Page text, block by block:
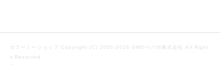
カラーミーショップ Copyright (C) 2005-2026 GMOペパボ株式会社
All Right
s Reserved.